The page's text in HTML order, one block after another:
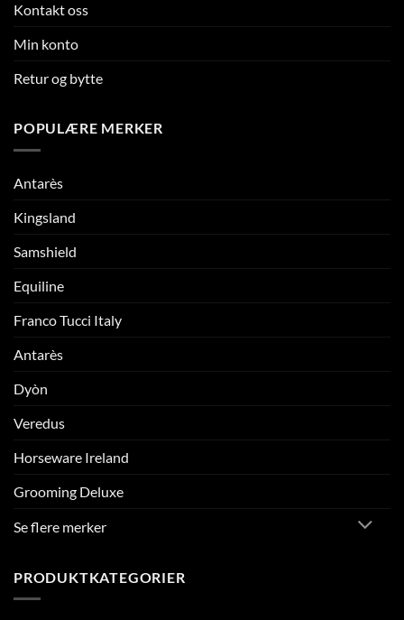
Kontakt oss
Min konto
Retur og bytte
POPULÆRE MERKER
Antarès
Kingsland
Samshield
Equiline
Franco Tucci Italy
Antarès
Dyòn
Veredus
Horseware Ireland
Grooming Deluxe
Se flere merker
PRODUKTKATEGORIER